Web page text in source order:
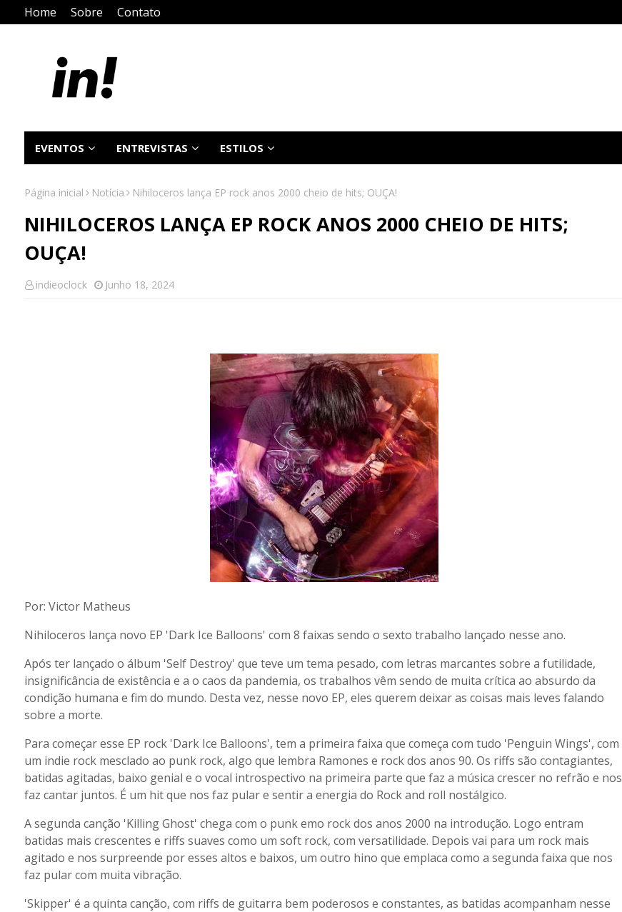
Home Sobre Contato
EVENTOS ENTREVISTAS ESTILOS
Página inicial Notícia Nihiloceros lança EP rock anos 2000 cheio de hits; OUÇA!
NIHILOCEROS LANÇA EP ROCK ANOS 2000 CHEIO DE HITS;
OUÇA!
indieoclock Junho 18, 2024
Por: Victor Matheus
Nihiloceros lança novo EP 'Dark Ice Balloons' com 8 faixas sendo o sexto trabalho lançado nesse ano.
Após ter lançado o álbum 'Self Destroy' que teve um tema pesado, com letras marcantes sobre a futilidade,
insignificância de existência e a o caos da pandemia, os trabalhos vêm sendo de muita crítica ao absurdo da
condição humana e fim do mundo. Desta vez, nesse novo EP, eles querem deixar as coisas mais leves falando
sobre a morte.
Para começar esse EP rock 'Dark Ice Balloons', tem a primeira faixa que começa com tudo 'Penguin Wings', com
um indie rock mesclado ao punk rock, algo que lembra Ramones e rock dos anos 90. Os riffs são contagiantes,
batidas agitadas, baixo genial e o vocal introspectivo na primeira parte que faz a música crescer no refrão e nos
faz cantar juntos. É um hit que nos faz pular e sentir a energia do Rock and roll nostálgico.
A segunda canção 'Killing Ghost' chega com o punk emo rock dos anos 2000 na introdução. Logo entram
batidas mais crescentes e riffs suaves como um soft rock, com versatilidade. Depois vai para um rock mais
agitado e nos surpreende por esses altos e baixos, um outro hino que emplaca como a segunda faixa que nos
faz pular com muita vibração.
'Skipper' é a quinta canção, com riffs de guitarra bem poderosos e constantes, as batidas acompanham nesse